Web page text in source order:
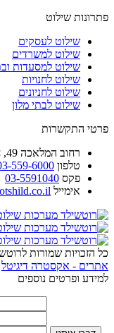
פתרונות שילוט
שילוט לעסקים
שילוט למשרדים
שילוט למסעדות
שילוט לחנויות
שילוט לחניונים
שילוט לבתי מלון
פרטי התקשרות
רחוב המלאכה 49, חולון
טלפון 559-6000
פקס 03-5591040
אימייל
כל הזכויות שמורות
אתרים - אקסטרה דיגיטל
למידע ופרטים נוספים